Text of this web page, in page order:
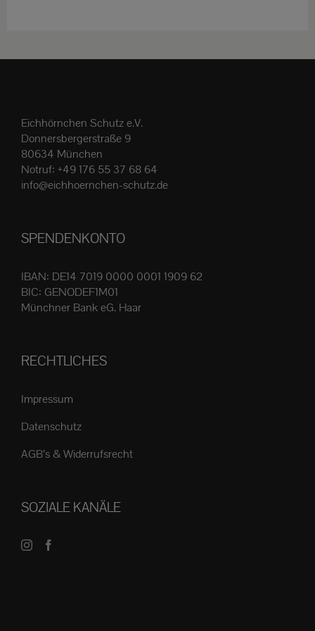
können
auf
der
Produktseite
Eichhörnchen Schutz e.V.
Donnersbergerstraße 9
80634 München
Notruf: +49 176 55 37 68 64
info@eichhoernchen-schutz.de
SPENDENKONTO
IBAN: DE14 7019 0000 0001 1909 62
BIC: GENODEF1M01
Münchner Bank eG. Haar
RECHTLICHES
Impressum
Datenschutz
AGB’s & Widerrufsrecht
SOZIALE KANÄLE